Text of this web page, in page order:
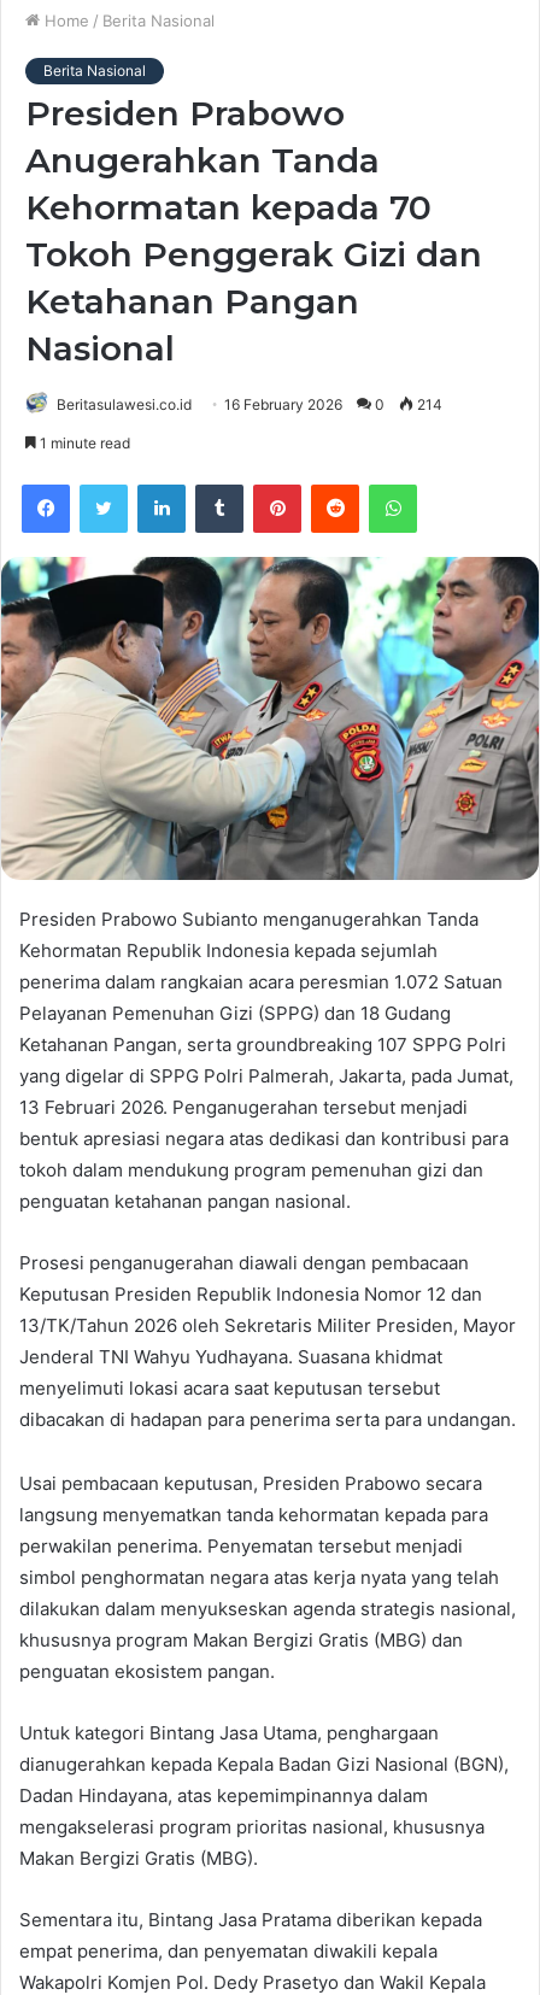
Home / Berita Nasional
Berita Nasional
Presiden Prabowo
Anugerahkan Tanda
Kehormatan kepada 70
Tokoh Penggerak Gizi dan
Ketahanan Pangan
Nasional
Beritasulawesi.co.id 16 February 2026 0 214
1 minute read
Presiden Prabowo Subianto menganugerahkan Tanda
Kehormatan Republik Indonesia kepada sejumlah
penerima dalam rangkaian acara peresmian 1.072 Satuan
Pelayanan Pemenuhan Gizi (SPPG) dan 18 Gudang
Ketahanan Pangan, serta groundbreaking 107 SPPG Polri
yang digelar di SPPG Polri Palmerah, Jakarta, pada Jumat,
13 Februari 2026. Penganugerahan tersebut menjadi
bentuk apresiasi negara atas dedikasi dan kontribusi para
tokoh dalam mendukung program pemenuhan gizi dan
penguatan ketahanan pangan nasional.
Prosesi penganugerahan diawali dengan pembacaan
Keputusan Presiden Republik Indonesia Nomor 12 dan
13/TK/Tahun 2026 oleh Sekretaris Militer Presiden, Mayor
Jenderal TNI Wahyu Yudhayana. Suasana khidmat
menyelimuti lokasi acara saat keputusan tersebut
dibacakan di hadapan para penerima serta para undangan.
Usai pembacaan keputusan, Presiden Prabowo secara
langsung menyematkan tanda kehormatan kepada para
perwakilan penerima. Penyematan tersebut menjadi
simbol penghormatan negara atas kerja nyata yang telah
dilakukan dalam menyukseskan agenda strategis nasional,
khususnya program Makan Bergizi Gratis (MBG) dan
penguatan ekosistem pangan.
Untuk kategori Bintang Jasa Utama, penghargaan
dianugerahkan kepada Kepala Badan Gizi Nasional (BGN),
Dadan Hindayana, atas kepemimpinannya dalam
mengakselerasi program prioritas nasional, khususnya
Makan Bergizi Gratis (MBG).
Sementara itu, Bintang Jasa Pratama diberikan kepada
empat penerima, dan penyematan diwakili kepala
Wakapolri Komjen Pol. Dedy Prasetyo dan Wakil Kepala